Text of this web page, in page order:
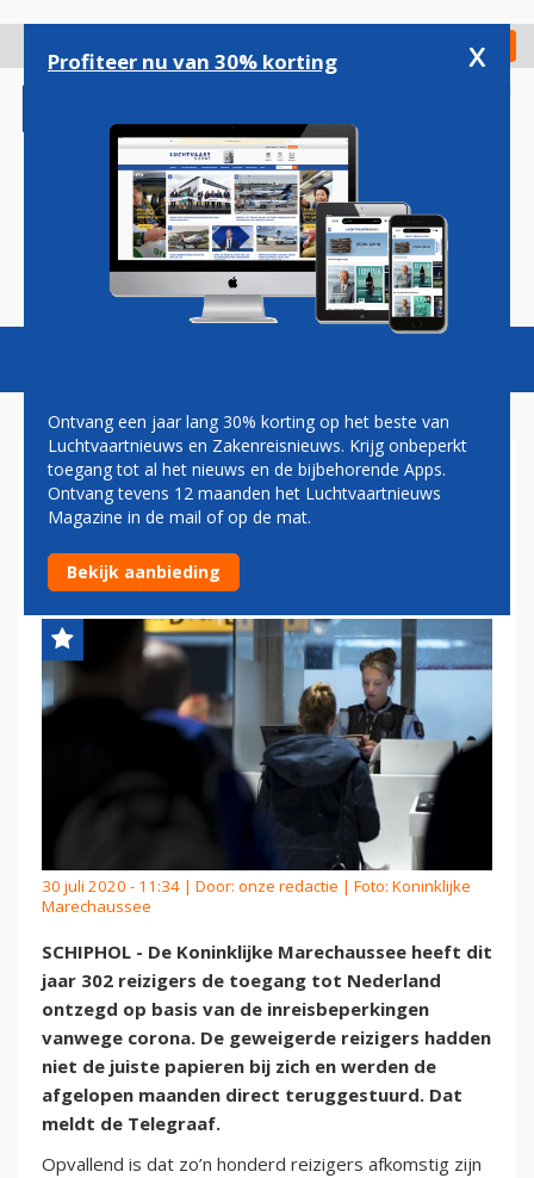
gaan
Check in
Magazine Podcasts Vacatures
NEDERLAND WEIGERDE 302
REIZIGERS BIJ DE GRENS
VANWEGE CORONA
30 juli 2020 - 11:34 | Door: onze redactie | Foto: Koninklijke
Marechaussee
SCHIPHOL - De Koninklijke Marechaussee heeft dit
jaar 302 reizigers de toegang tot Nederland
ontzegd op basis van de inreisbeperkingen
vanwege corona. De geweigerde reizigers hadden
niet de juiste papieren bij zich en werden de
afgelopen maanden direct teruggestuurd. Dat
meldt de Telegraaf.
Opvallend is dat zo’n honderd reizigers afkomstig zijn
Profiteer nu van 30% korting x
Ontvang een jaar lang 30% korting op het beste van
Luchtvaartnieuws en Zakenreisnieuws. Krijg onbeperkt
toegang tot al het nieuws en de bijbehorende Apps.
Ontvang tevens 12 maanden het Luchtvaartnieuws
Magazine in de mail of op de mat.
Bekijk aanbieding